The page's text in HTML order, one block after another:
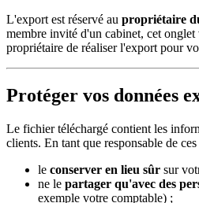
L'export est réservé au propriétaire
membre invité d'un cabinet, cet
propriétaire de réaliser l'export pour
Protéger vos données
Le fichier téléchargé contient les
clients. En tant que responsable de
le conserver en lieu sûr sur
ne le partager qu'avec des
exemple votre comptable) ;